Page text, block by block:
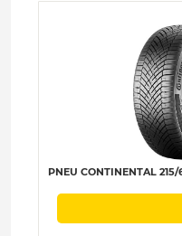
PNEU CONTINENTAL